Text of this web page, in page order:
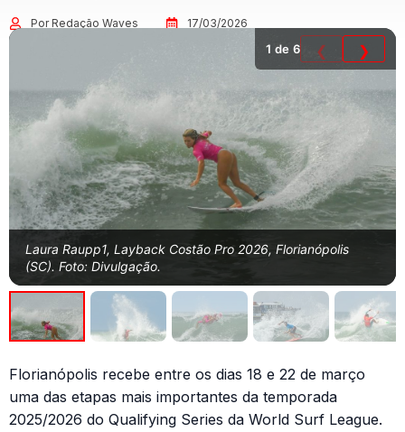
Por Redação Waves 17/03/2026
Laura Raupp1, Layback Costão Pro 2026, Florianópolis
(SC). Foto: Divulgação.
1 de 6 ❮ ❯
Florianópolis recebe entre os dias 18 e 22 de março
uma das etapas mais importantes da temporada
2025/2026 do Qualifying Series da World Surf League.